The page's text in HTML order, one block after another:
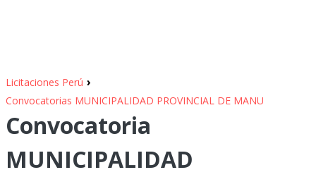
Licitaciones Perú ›
Convocatorias MUNICIPALIDAD PROVINCIAL DE MANU
Convocatoria
MUNICIPALIDAD